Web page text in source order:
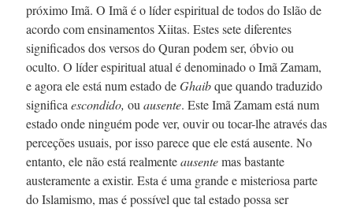
próximo Imã. O Imã é o líder espiritual de todos do Islão de
acordo com ensinamentos Xiitas. Estes sete diferentes
significados dos versos do Quran podem ser, óbvio ou
oculto. O líder espiritual atual é denominado o Imã Zamam,
e agora ele está num estado deGhaibque quando traduzido
significa escondido, ou ausente. Este Imã Zamam está num
estado onde ninguém pode ver, ouvir ou tocar-lheatravés das
perceções usuais, por isso parece que ele está ausente. No
entanto, ele não está realmenteausentemas bastante
austeramente a existir. Esta é uma grande e misteriosa parte
do Islamismo, mas é possível que tal estado possa ser